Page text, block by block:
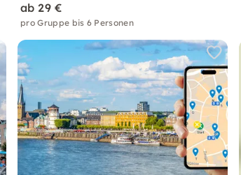
ab 29 €
pro Gruppe bis 6 Personen